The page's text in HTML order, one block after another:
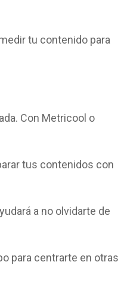
tu contenido para
. Con Metricool o
tus contenidos con
a no olvidarte de
para centrarte en otras